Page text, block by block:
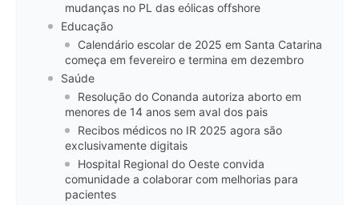
mudanças no PL das eólicas offshore
Educação
Calendário escolar de 2025 em Santa Catarina
começa em fevereiro e termina em dezembro
Saúde
Resolução do Conanda autoriza aborto em
menores de 14 anos sem aval dos pais
Recibos médicos no IR 2025 agora são
exclusivamente digitais
Hospital Regional do Oeste convida
comunidade a colaborar com melhorias para
pacientes